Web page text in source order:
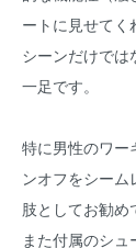
ートに見せて
シーンだけでは
一足です。
特に男性のワー
ンオフをシー
肢としてお勧め
また付属のシ